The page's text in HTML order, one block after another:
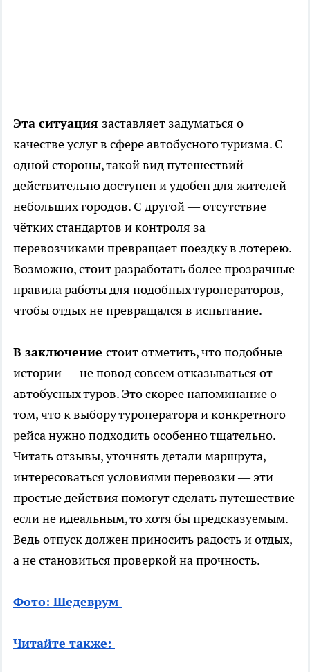
Эта ситуация заставляет задуматься о
качестве услуг в сфере автобусного туризма. С
одной стороны, такой вид путешествий
действительно доступен и удобен для жителей
небольших городов. С другой — отсутствие
чётких стандартов и контроля за
перевозчиками превращает поездку в лотерею.
Возможно, стоит разработать более прозрачные
правила работы для подобных туроператоров,
чтобы отдых не превращался в испытание.
В заключение стоит отметить, что подобные
истории — не повод совсем отказываться от
автобусных туров. Это скорее напоминание о
том, что к выбору туроператора и конкретного
рейса нужно подходить особенно тщательно.
Читать отзывы, уточнять детали маршрута,
интересоваться условиями перевозки — эти
простые действия помогут сделать путешествие
если не идеальным, то хотя бы предсказуемым.
Ведь отпуск должен приносить радость и отдых,
а не становиться проверкой на прочность.
Фото: Шедеврум
Читайте также: